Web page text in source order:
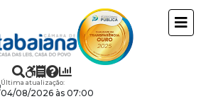
Última atualização:
04/08/2026 às 07:00